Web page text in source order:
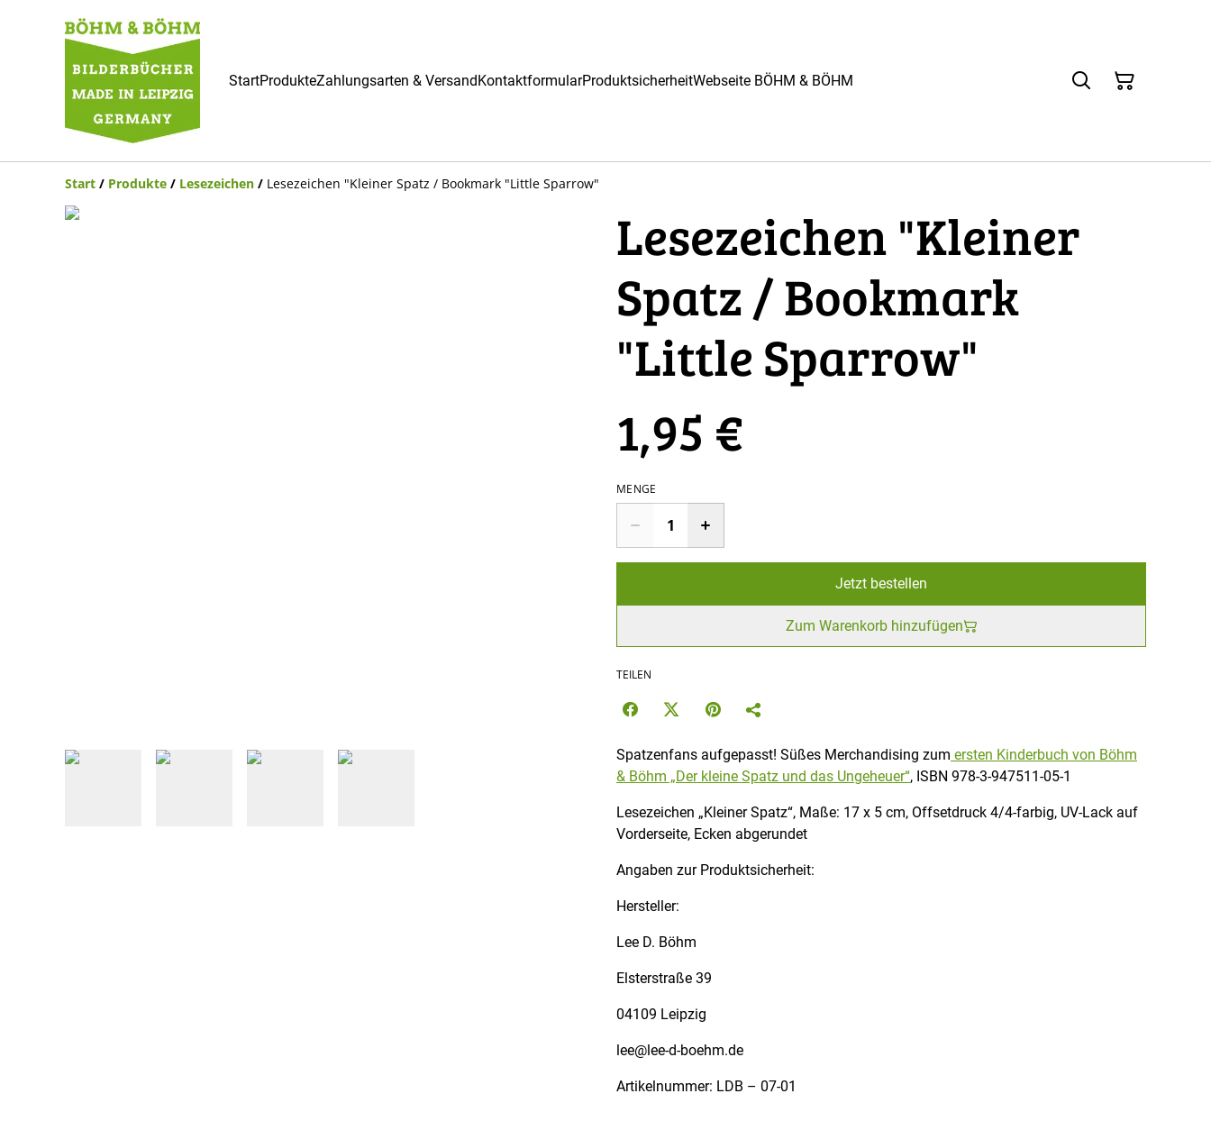
StartProdukteZahlungsarten & Versand KontaktformularProduktsicherheitWebseite BÖHM & BÖHM
Start / Produkte / Lesezeichen / Lesezeichen "Kleiner Spatz / Bookmark "Little Sparrow"
Lesezeichen "Kleiner
Spatz / Bookmark
"Little Sparrow"
1,95 €
MENGE
Jetzt bestellen
Zum Warenkorb hinzufügen
TEILEN
Spatzenfans aufgepasst! Süßes Merchandising zum ersten Kinderbuch von Böhm
& Böhm „Der kleine Spatz und das Ungeheuer“, ISBN 978-3-947511-05-1
Lesezeichen „Kleiner Spatz“, Maße: 17 x 5 cm, Offsetdruck 4/4-farbig, UV-Lack auf
Vorderseite, Ecken abgerundet
Angaben zur Produktsicherheit:
Hersteller:
Lee D. Böhm
Elsterstraße 39
04109 Leipzig
lee@lee-d-boehm.de
Artikelnummer: LDB – 07-01